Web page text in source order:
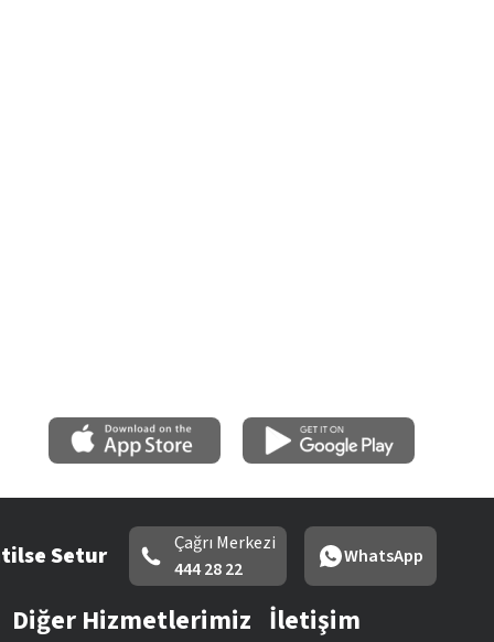
Setur
Çağrı Merkezi
444 28 22
WhatsApp
Diğer Hizmetlerimiz İletişim